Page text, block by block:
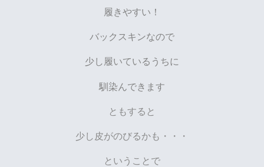
履きやすい！
バックスキンなので
少し履いているうちに
馴染んできます
ともすると
少し皮がのびるかも・・・
ということで